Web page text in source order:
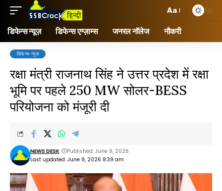
Aa
डिफेन्स न्यूज़ डिफेन्स एग्ज़ाम्स जनरल नॉलेज नौकरी
डिफेन्स न्यूज़
रक्षा मंत्री राजनाथ सिंह ने उत्तर प्रदेश में रक्षा
भूमि पर पहले 250 MW सोलर-BESS
परियोजना को मंजूरी दी
Last updated: June 9, 2026 8:39 am
NEWS DESK Published: June 9, 2026